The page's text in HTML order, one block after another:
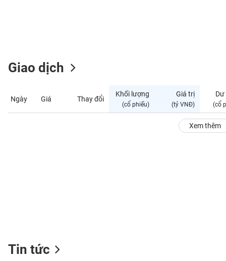
Giao dịch
Ngày Giá Thay đổi
Khối lượng
(cổ phiếu)
Giá trị
(tỷ VNĐ)
Dư
(cổ
Xem thêm
Tin tức
CÁ
NHÂN